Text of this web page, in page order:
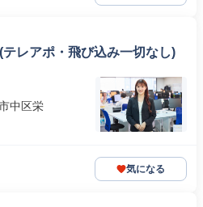
レアポ・飛び込み一切なし)
中区栄
気になる